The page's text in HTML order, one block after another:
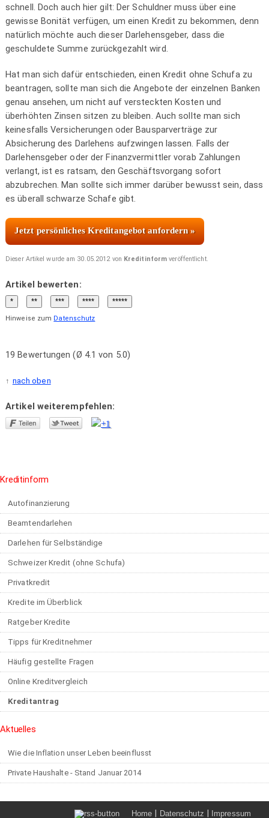
schnell. Doch auch hier gilt: Der Schuldner muss über eine
gewisse Bonität verfügen, um einen Kredit zu bekommen, denn
natürlich möchte auch dieser Darlehensgeber, dass die
geschuldete Summe zurückgezahlt wird.
Hat man sich dafür entschieden, einen Kredit ohne Schufa zu
beantragen, sollte man sich die Angebote der einzelnen Banken
genau ansehen, um nicht auf versteckten Kosten und
überhöhten Zinsen sitzen zu bleiben. Auch sollte man sich
keinesfalls Versicherungen oder Bausparverträge zur
Absicherung des Darlehens aufzwingen lassen. Falls der
Darlehensgeber oder der Finanzvermittler vorab Zahlungen
verlangt, ist es ratsam, den Geschäftsvorgang sofort
abzubrechen. Man sollte sich immer darüber bewusst sein, dass
es überall schwarze Schafe gibt.
Jetzt persönliches Kreditangebot anfordern »
Dieser Artikel wurde am 30.05.2012 von Kreditinform veröffentlicht.
Artikel bewerten:
Hinweise zum Datenschutz
19 Bewertungen (Ø 4.1 von 5.0)
nach oben
Artikel weiterempfehlen:
Kreditinform
Autofinanzierung
Beamtendarlehen
Darlehen für Selbständige
Schweizer Kredit (ohne Schufa)
Privatkredit
Kredite im Überblick
Ratgeber Kredite
Tipps für Kreditnehmer
Häufig gestellte Fragen
Online Kreditvergleich
Kreditantrag
Aktuelles
Wie die Inflation unser Leben beeinflusst
Private Haushalte - Stand Januar 2014
Home | Datenschutz | Impressum